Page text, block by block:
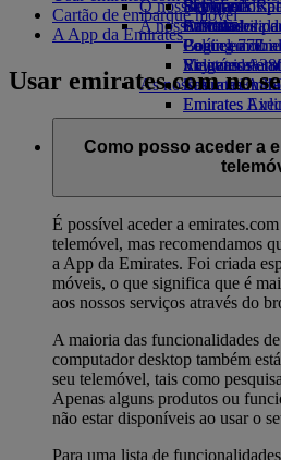
Bebidas
A nossa frota
Boeing 777
Emirates
Emirates
Emirates
Esquemas de
Brinquedos
Atividades
O nosso planeta
Política
Relatórios
As nossas
Emirates
Airline
in a new tab
Patrocínios
Skywards
Calculadora
Login em
Skywards+
Site para
Emirates
Cancelar ou
Viagens
Sobre a
Cartão de embarque móvel
A App da Emirates
Usar emirates.com no
Como posso aceder a
É possível aceder a
telemóvel, mas recomendamos
a App da Emirates. Foi criada
móveis, o que significa que é
aos nossos serviços através do
A maioria das funcionalidades
computador desktop também
seu telemóvel, tais como
Apenas alguns produtos ou
não estar disponíveis ao usar o
Para uma lista de